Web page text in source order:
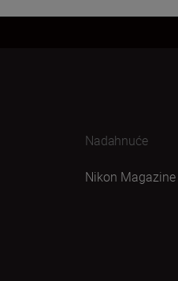
Nadahnuće
Nikon Magazine